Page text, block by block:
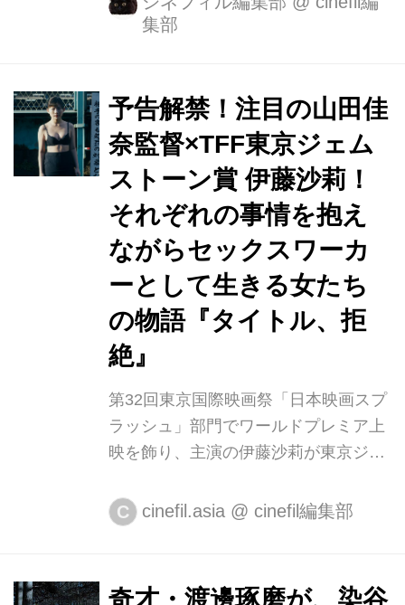
を発表し続ける東海テレビ放送。他の
2018年に菊池寛賞を受賞した〈東海テ
レビドキュメンタリー劇場〉。 その第
13弾となる『おかえり ただいま』（監
督：齊藤潤一／出演：斉藤由貴、佐津
川愛美ほか） の予告編動画が完成いた
しました。 帰宅途中の女性が、拉致、
殺害、遺棄された“名古屋闇サイト殺人
事件”。 3人の男たちによる短絡的かつ
残虐な犯行が社会に衝撃を与えた事...
集部
予告解禁！注目の山田佳
奈監督×TFF東京ジェム
ストーン賞 伊藤沙莉！
それぞれの事情を抱え
ながらセックスワーカ
ーとして生きる女たち
の物語『タイトル、拒
絶』
第32回東京国際映画祭「日本映画スプ
ラッシュ」部門でワールドプレミア上
映を飾り、主演の伊藤沙莉が東京ジェ
拒絶』が、今秋11月13日(金)より新宿
シネマカリテほか全国順次ロードショ
よる、女たちの本音に寄り添った先鋭
C cinefil.asia @ cinefil編集部
奇才・渡邊琢磨が、染谷